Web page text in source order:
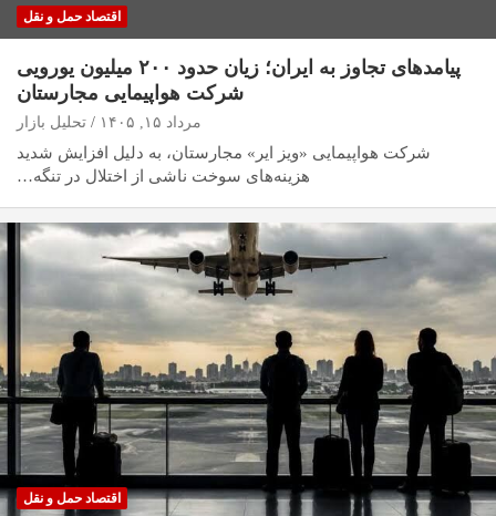
اقتصاد حمل و نقل
پیامدهای تجاوز به ایران؛ زیان حدود ۲۰۰ میلیون یورویی
شرکت هواپیمایی مجارستان
مرداد ۱۵, ۱۴۰۵ تحلیل بازار
شرکت هواپیمایی «ویز ایر» مجارستان، به دلیل افزایش شدید
هزینه‌های سوخت ناشی از اختلال در تنگه…
اقتصاد حمل و نقل